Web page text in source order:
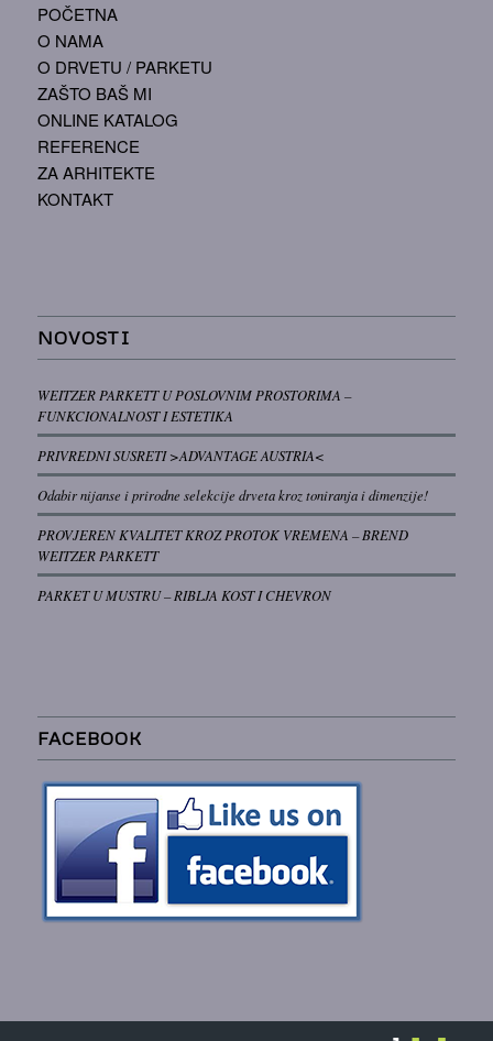
POČETNA
O NAMA
O DRVETU / PARKETU
ZAŠTO BAŠ MI
ONLINE KATALOG
REFERENCE
ZA ARHITEKTE
KONTAKT
NOVOSTI
WEITZER PARKETT U POSLOVNIM PROSTORIMA –
FUNKCIONALNOST I ESTETIKA
PRIVREDNI SUSRETI >ADVANTAGE AUSTRIA<
Odabir nijanse i prirodne selekcije drveta kroz toniranja i dimenzije!
PROVJEREN KVALITET KROZ PROTOK VREMENA – BREND
WEITZER PARKETT
PARKET U MUSTRU – RIBLJA KOST I CHEVRON
FACEBOOK